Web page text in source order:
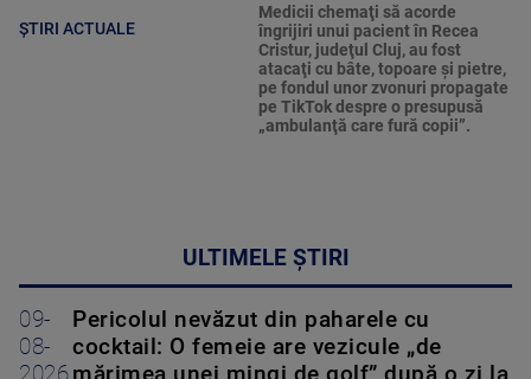
ȘTIRI ACTUALE
Medicii chemaţi să acorde
îngrijiri unui pacient în Recea
Cristur, judeţul Cluj, au fost
atacaţi cu bâte, topoare şi pietre,
pe fondul unor zvonuri propagate
pe TikTok despre o presupusă
„ambulanţă care fură copii”.
ULTIMELE ȘTIRI
09-
08-
Pericolul nevăzut din paharele cu
cocktail: O femeie are vezicule „de